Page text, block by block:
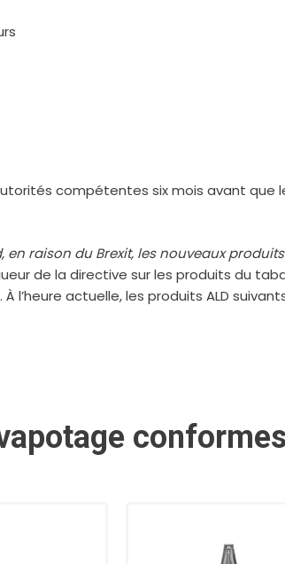
compétentes six mois avant que
en raison du Brexit, les nouveaux
de la directive sur les produits du
l’heure actuelle, les produits ALD